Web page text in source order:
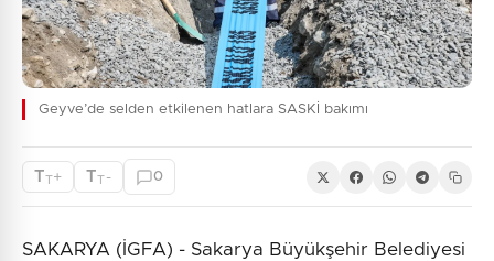
Geyve’de selden etkilenen hatlara SASKİ bakımı
TT+ TT - 0
SAKARYA (İGFA) - Sakarya Büyükşehir Belediyesi